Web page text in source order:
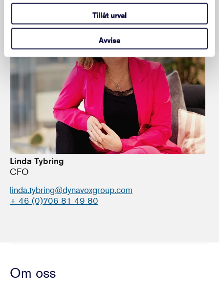
Tillåt urval
Avvisa
Linda Tybring
CFO
linda.tybring@dynavoxgroup.com
+ 46 (0)706 81 49 80
Om oss